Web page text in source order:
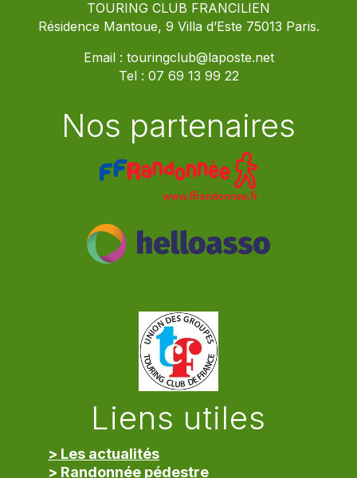
TOURING CLUB FRANCILIEN
Résidence Mantoue, 9 Villa d’Este 75013 Paris.
Email : touringclub@laposte.net
Tel : 07 69 13 99 22
Nos partenaires
Liens utiles
> Les actualités
> Randonnée pédestre